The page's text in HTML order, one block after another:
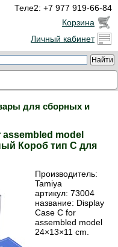
Теле2: +7 977 919-66-84
Корзина
Личный кабинет
для сборных и
model
Короб тип C для
Производитель:
Tamiya
артикул: 73004
название: Display
Case C for
assembled model
24×13×11 cm.